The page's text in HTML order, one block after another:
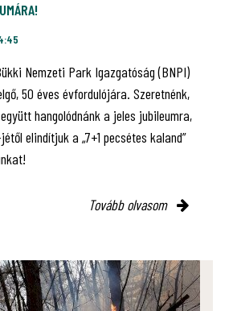
Nemzeti Park Igazgatóság (BNPI)
50 éves évfordulójára. Szeretnénk,
hangolódnánk a jeles jubileumra,
elindítjuk a „7+1 pecsétes kaland”
Tovább olvasom